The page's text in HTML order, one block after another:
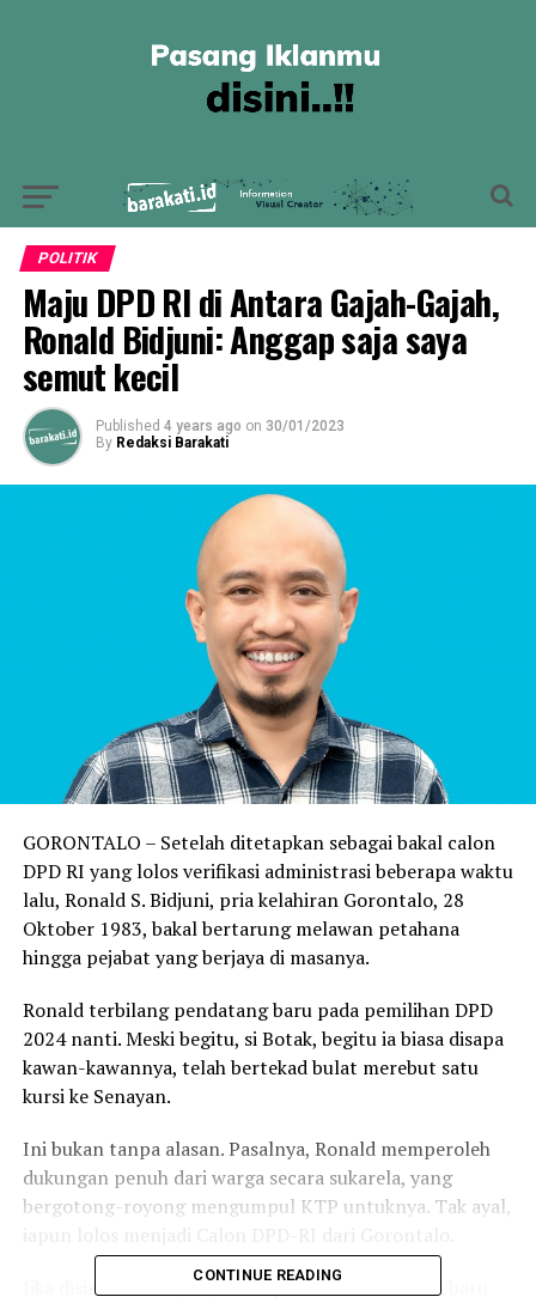
POLITIK
Maju DPD RI di Antara Gajah-Gajah,
Ronald Bidjuni: Anggap saja saya
semut kecil
Published 4 years ago on 30/01/2023
By Redaksi Barakati
GORONTALO – Setelah ditetapkan sebagai bakal calon
DPD RI yang lolos verifikasi administrasi beberapa waktu
lalu, Ronald S. Bidjuni, pria kelahiran Gorontalo, 28
Oktober 1983, bakal bertarung melawan petahana
hingga pejabat yang berjaya di masanya.
Ronald terbilang pendatang baru pada pemilihan DPD
2024 nanti. Meski begitu, si Botak, begitu ia biasa disapa
kawan-kawannya, telah bertekad bulat merebut satu
kursi ke Senayan.
Ini bukan tanpa alasan. Pasalnya, Ronald memperoleh
dukungan penuh dari warga secara sukarela, yang
bergotong-royong mengumpul KTP untuknya. Tak ayal,
Jika disimak lebih jauh, dunia politik bukanlah hal baru
CONTINUE READING